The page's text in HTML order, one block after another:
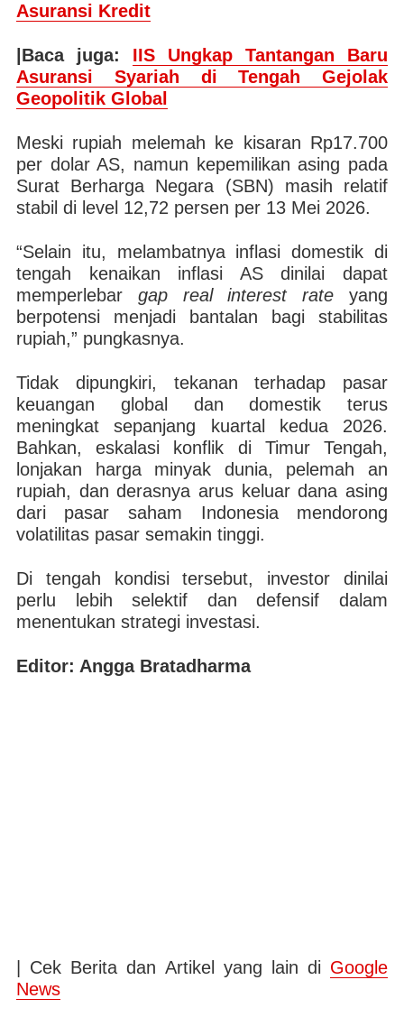
Asuransi Kredit
|Baca juga: IIS Ungkap Tantangan Baru
Asuransi Syariah di Tengah Gejolak
Geopolitik Global
Meski rupiah melemah ke kisaran Rp17.700
per dolar AS, namun kepemilikan asing pada
Surat Berharga Negara (SBN) masih relatif
stabil di level 12,72 persen per 13 Mei 2026.
“Selain itu, melambatnya inflasi domestik di
tengah kenaikan inflasi AS dinilai dapat
memperlebar gap real interest rate yang
berpotensi menjadi bantalan bagi stabilitas
rupiah,” pungkasnya.
Tidak dipungkiri, tekanan terhadap pasar
keuangan global dan domestik terus
meningkat sepanjang kuartal kedua 2026.
Bahkan, eskalasi konflik di Timur Tengah,
lonjakan harga minyak dunia, pelemah an
rupiah, dan derasnya arus keluar dana asing
dari pasar saham Indonesia mendorong
volatilitas pasar semakin tinggi.
Di tengah kondisi tersebut, investor dinilai
perlu lebih selektif dan defensif dalam
menentukan strategi investasi.
Editor: Angga Bratadharma
| Cek Berita dan Artikel yang lain di Google
News